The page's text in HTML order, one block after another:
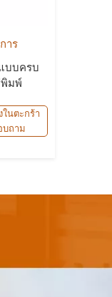
าร
บบครบ
พิมพ์
ในตะกร้า
บถาม